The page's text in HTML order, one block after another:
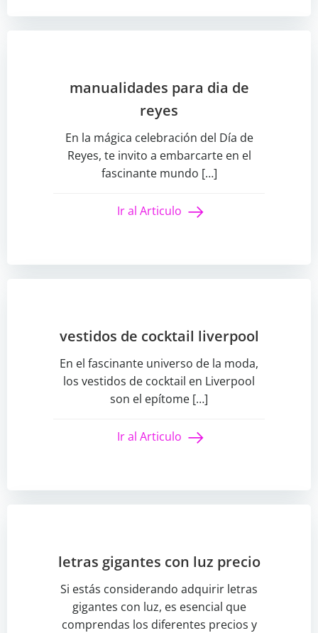
manualidades para dia de
reyes
En la mágica celebración del Día de
Reyes, te invito a embarcarte en el
fascinante mundo […]
Ir al Articulo
vestidos de cocktail liverpool
En el fascinante universo de la moda,
los vestidos de cocktail en Liverpool
son el epítome […]
Ir al Articulo
letras gigantes con luz precio
Si estás considerando adquirir letras
gigantes con luz, es esencial que
comprendas los diferentes precios y